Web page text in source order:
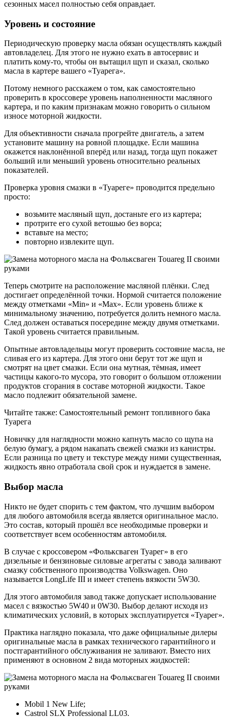
сезонных масел полностью себя оправдает.
Уровень и состояние
Периодическую проверку масла обязан осуществлять каждый
автовладелец. Для этого не нужно ехать в автосервис и
платить кому-то, чтобы он вытащил щуп и сказал, сколько
масла в картере вашего «Туарега».
Потому немного расскажем о том, как самостоятельно
проверить в кроссовере уровень наполненности масляного
картера, и по каким признакам можно говорить о сильном
износе моторной жидкости.
Для объективности сначала прогрейте двигатель, а затем
установите машину на ровной площадке. Если машина
окажется наклонённой вперёд или назад, тогда щуп покажет
больший или меньший уровень относительно реальных
показателей.
Проверка уровня смазки в «Туареге» проводится предельно
просто:
возьмите масляный щуп, достаньте его из картера;
протрите его сухой ветошью без ворса;
вставьте на место;
повторно извлеките щуп.
Теперь смотрите на расположение масляной плёнки. След
достигает определённой точки. Нормой считается положение
между отметками «Min» и «Max». Если уровень ближе к
минимальному значению, потребуется долить немного масла.
След должен оставаться посередине между двумя отметками.
Такой уровень считается правильным.
Опытные автовладельцы могут проверить состояние масла, не
сливая его из картера. Для этого они берут тот же щуп и
смотрят на цвет смазки. Если она мутная, тёмная, имеет
частицы какого-то мусора, это говорит о большом отложении
продуктов сгорания в составе моторной жидкости. Такое
масло подлежит обязательной замене.
Читайте также: Самостоятельный ремонт топливного бака
Туарега
Новичку для наглядности можно капнуть масло со щупа на
белую бумагу, а рядом накапать свежей смазки из канистры.
Если разница по цвету и текстуре между ними существенная,
жидкость явно отработала свой срок и нуждается в замене.
Выбор масла
Никто не будет спорить с тем фактом, что лучшим выбором
для любого автомобиля всегда является оригинальное масло.
Это состав, который прошёл все необходимые проверки и
соответствует всем особенностям автомобиля.
В случае с кроссовером «Фольксваген Туарег» в его
дизельные и бензиновые силовые агрегаты с завода заливают
смазку собственного производства Volkswagen. Оно
называется LongLife III и имеет степень вязкости 5W30.
Для этого автомобиля завод также допускает использование
масел с вязкостью 5W40 и 0W30. Выбор делают исходя из
климатических условий, в которых эксплуатируется «Туарег».
Практика наглядно показала, что даже официальные дилеры
оригинальные масла в рамках технического гарантийного и
постгарантийного обслуживания не заливают. Вместо них
применяют в основном 2 вида моторных жидкостей:
Mobil 1 New Life;
Castrol SLX Professional LL03.